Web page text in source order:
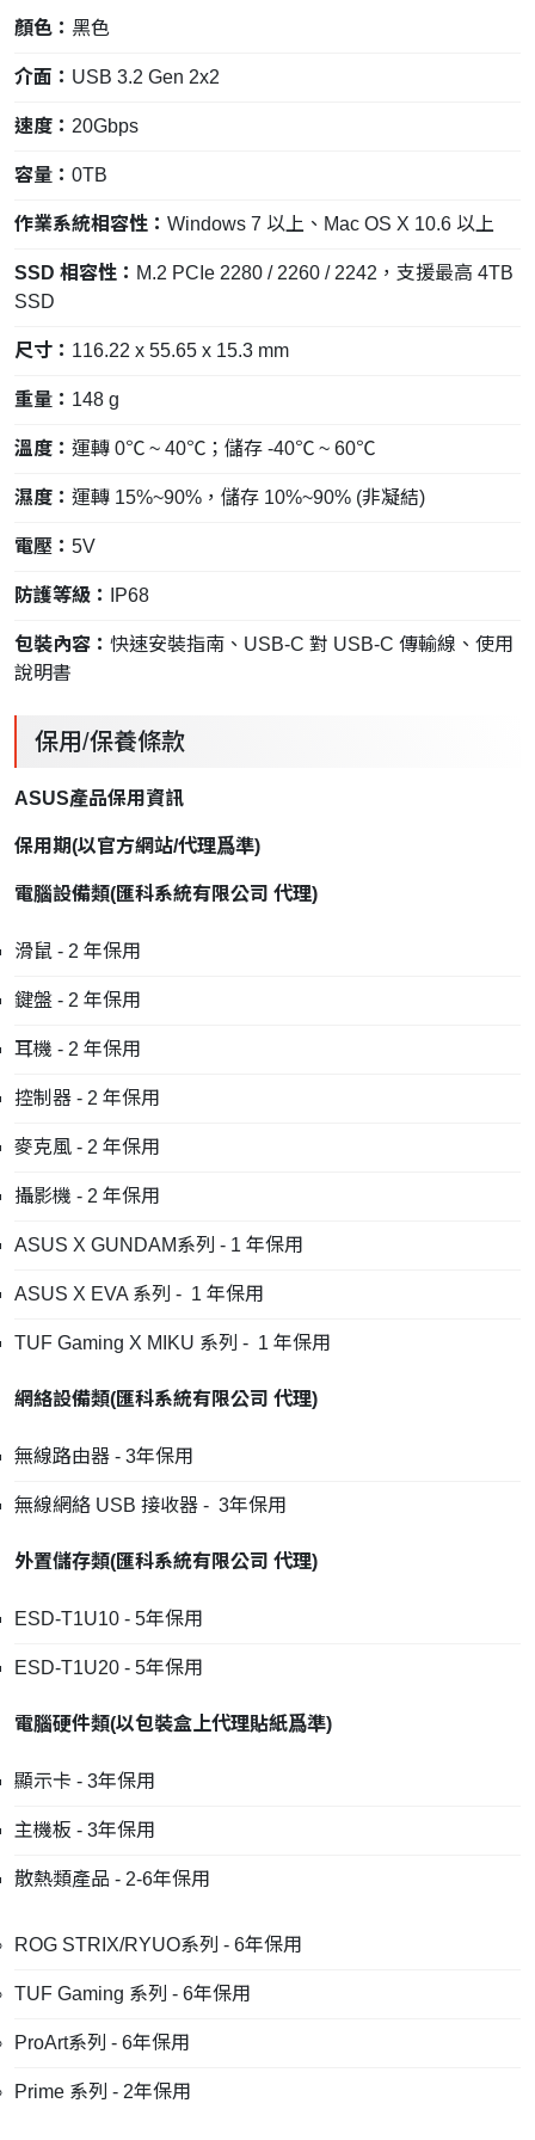
顏色： 黑色
介面： USB 3.2 Gen 2x2
速度： 20Gbps
容量： 0TB
作業系統相容性： Windows 7 以上、Mac OS X 10.6 以上
SSD 相容性： M.2 PCIe 2280 / 2260 / 2242，支援最高 4TB
SSD
尺寸： 116.22 x 55.65 x 15.3 mm
重量： 148 g
溫度： 運轉 0℃ ~ 40℃；儲存 -40℃ ~ 60℃
濕度： 運轉 15%~90%，儲存 10%~90% (非凝結)
電壓： 5V
防護等級： IP68
包裝內容： 快速安裝指南、USB-C 對 USB-C 傳輸線、使用
說明書
保用/保養條款
ASUS產品保用資訊
保用期(以官方網站/代理爲準)
電腦設備類(匯科系統有限公司 代理)
滑鼠 - 2 年保用
鍵盤 - 2 年保用
耳機 - 2 年保用
控制器 - 2 年保用
麥克風 - 2 年保用
攝影機 - 2 年保用
ASUS X GUNDAM系列 - 1 年保用
ASUS X EVA 系列 - 1 年保用
TUF Gaming X MIKU 系列 - 1 年保用
網絡設備類(匯科系統有限公司 代理)
無線路由器 - 3年保用
無線網絡 USB 接收器 - 3年保用
外置儲存類(匯科系統有限公司 代理)
ESD-T1U10 - 5年保用
ESD-T1U20 - 5年保用
電腦硬件類(以包裝盒上代理貼紙爲準)
顯示卡 - 3年保用
主機板 - 3年保用
散熱類產品 - 2-6年保用
ROG STRIX/RYUO系列 - 6年保用
TUF Gaming 系列 - 6年保用
ProArt系列 - 6年保用
Prime 系列 - 2年保用